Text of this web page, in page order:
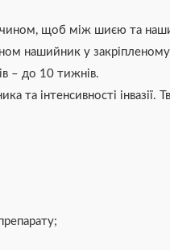
чином, щоб між шиєю та
нашийник у закріпленому
– до 10 тижнів.
та інтенсивності